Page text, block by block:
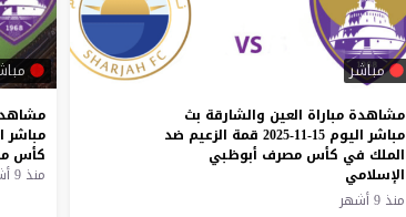
مباشر
مشاهدة مباراة العين والشارقة بث
مباشر اليوم 15-11-2025 قمة الزعيم ضد
الملك في كأس مصرف أبوظبي
الإسلامي
منذ 9 أشهر
مباشر
كأس
منذ 9 أشهر